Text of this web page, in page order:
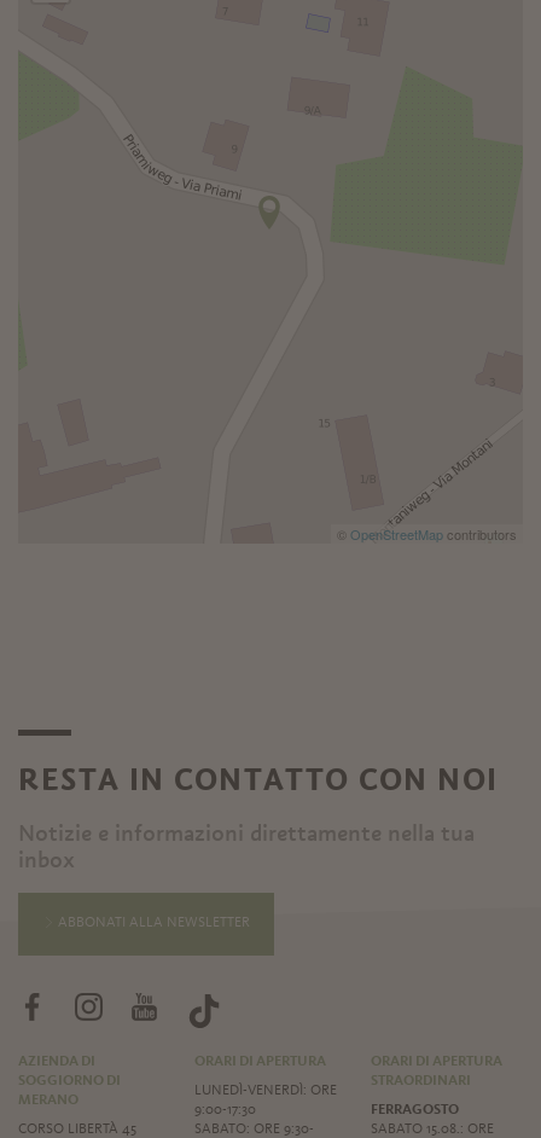
© OpenStreetMapcontributors
RESTA IN CONTATTO CON NOI
Notizie e informazioni direttamente nella tua
inbox
ABBONATI ALLA NEWSLETTER
AZIENDA DI
SOGGIORNO DI
MERANO
CORSO LIBERTÀ 45
ORARI DI APERTURA
LUNEDÌ-VENERDÌ: ORE
9:00-17:30
SABATO: ORE 9:30-
ORARI DI APERTURA
STRAORDINARI
FERRAGOSTO
SABATO 15.08.: ORE